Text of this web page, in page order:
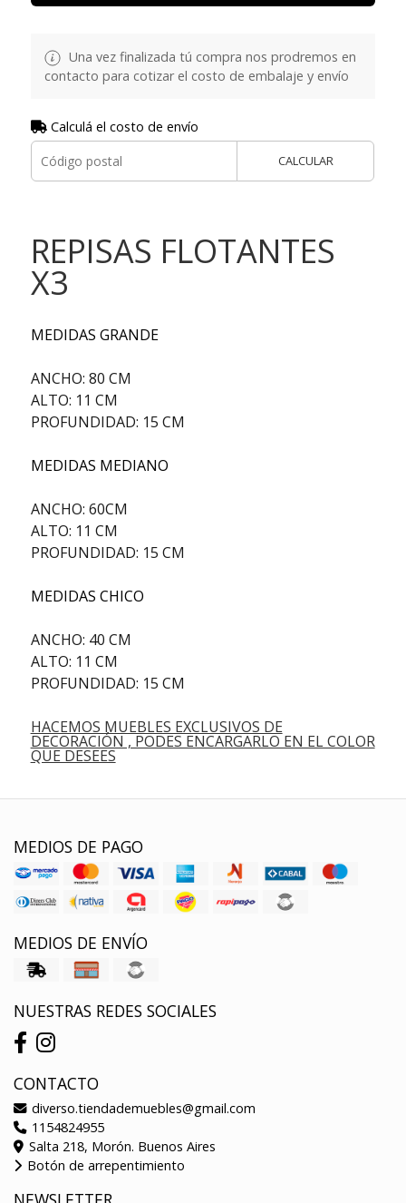
Una vez finalizada tú compra nos prodremos en
contacto para cotizar el costo de embalaje y envío
Calculá el costo de envío
CALCULAR
REPISAS FLOTANTES
X3
MEDIDAS GRANDE
ANCHO: 80 CM
ALTO: 11 CM
PROFUNDIDAD: 15 CM
MEDIDAS MEDIANO
ANCHO: 60CM
ALTO: 11 CM
PROFUNDIDAD: 15 CM
MEDIDAS CHICO
ANCHO: 40 CM
ALTO: 11 CM
PROFUNDIDAD: 15 CM
HACEMOS MUEBLES EXCLUSIVOS DE
DECORACIÓN , PODES ENCARGARLO EN EL COLOR
QUE DESEES
MEDIOS DE PAGO
MEDIOS DE ENVÍO
NUESTRAS REDES SOCIALES
CONTACTO
diverso.tiendademuebles@gmail.com
1154824955
Salta 218, Morón. Buenos Aires
Botón de arrepentimiento